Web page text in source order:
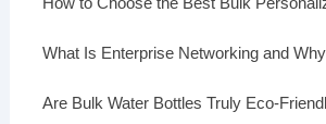
What Is Enterprise Networking and
Are Bulk Water Bottles Truly Eco-